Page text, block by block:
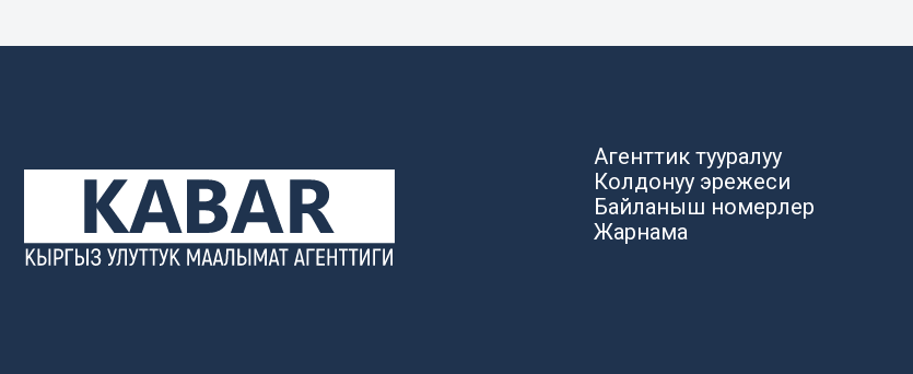
Агенттик тууралуу
Колдонуу эрежеси
Байланыш номерлер
Жарнама